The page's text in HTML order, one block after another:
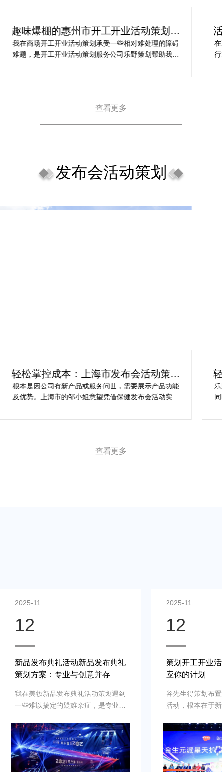
趣味爆棚的惠州市开工开业活动策划方
案精选
我在商场开工开业活动策划承受一些相对难处理的障碍
难题，是开工开业活动策划服务公司乐野策划帮助我完
场开工开业活动策划堪称完美，下次有计划还会选择乐
查看更多
发布会活动策划
轻松掌控成本：上海市发布会活动策划
方案指南
根本是因公司有新产品或服务问世，需要展示产品功能
及优势。上海市的邹小姐意望凭借保健发布会活动实现
占有率。在策划时间里却遇到这些难题缺乏专业的产品
展示方案，以最大化媒体报道和消费者关注。
查看更多
2025-11
12
新品发布典礼活动新品发布典礼
策划方案：专业与创意并存
我在美妆新品发布典礼活动策划遇到
一些难以搞定的疑难杂症，是专业新
助我完成，而且也是设计构想有创
意，重点考虑设计安排，整个美妆新
品发布典礼活动策划完美对应，下次
有需要还会选择乐野策划。
2025-11
12
策划开工开业
应你的计划
谷先生得策划布
活动，根本在于
并营造良好的品
到：增加曝光度
体，提高知名度
销售。可是鉴于